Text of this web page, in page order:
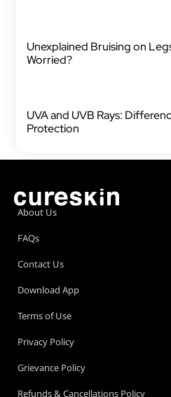
Unexplained Bruising on
Worried?
UVA and UVB Rays:
Protection
About Us
FAQs
Contact Us
Download App
Terms of Use
Privacy Policy
Grievance Policy
Refunds & Cancellations Policy